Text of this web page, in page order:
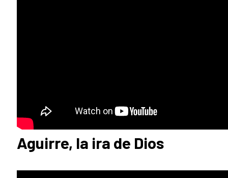
Aguirre, la ira de Dios